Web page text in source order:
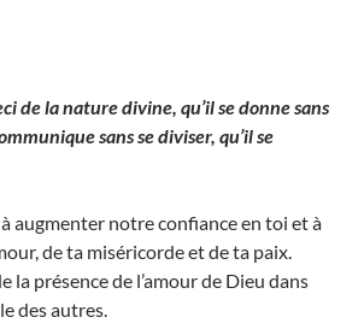
de la nature divine, qu’il se donne sans
sans se diviser, qu’il se
augmenter notre confiance en toi et à
de ta miséricorde et de ta paix.
la présence de l’amour de Dieu dans
des autres.